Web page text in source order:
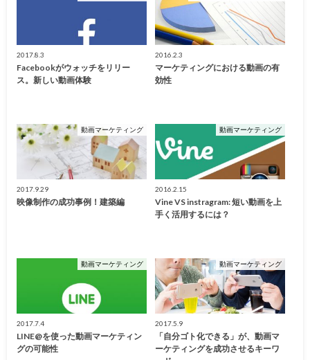
2017.8.3
Facebookがウォッチをリリー
ス。新しい動画体験
2016.2.3
マーケティングにおける動画の有
効性
動画マーケティング
2017.9.29
映像制作の成功事例！建築編
動画マーケティング
2016.2.15
Vine VS instragram: 短い動画を上
手く活用するには？
動画マーケティング
2017.7.4
LINE@を使った動画マーケティン
グの可能性
動画マーケティング
2017.5.9
「自分ゴト化できる」が、動画マ
ーケティングを成功させるキーワ